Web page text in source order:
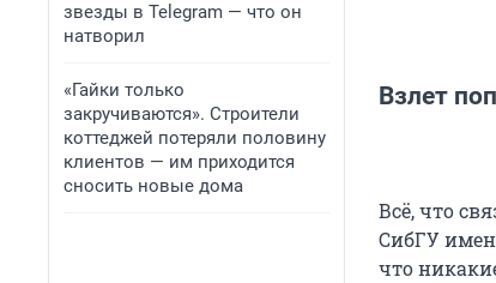
звезды в Telegram — что он
натворил
«Гайки только
закручиваются». Строители
коттеджей потеряли половину
клиентов — им приходится
сносить новые дома
Взлет
Всё, что
СибГУ
что